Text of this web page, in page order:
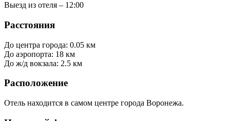
Выезд из отеля – 12:00
Расстояния
До центра города: 0.05 км
До аэропорта: 18 км
До ж/д вокзала: 2.5 км
Расположение
Отель находится в самом центре города Воронежа.